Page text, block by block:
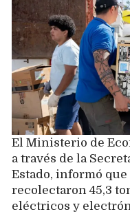
El Ministerio de
a través de la
Estado, informó
recolectaron 45,3
eléctricos y